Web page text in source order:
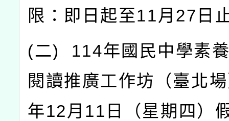
限：即日起至11月 27 日
(二) 114年國民中學素
閱讀推廣工作坊（臺北
年12月 11 日（星期四）